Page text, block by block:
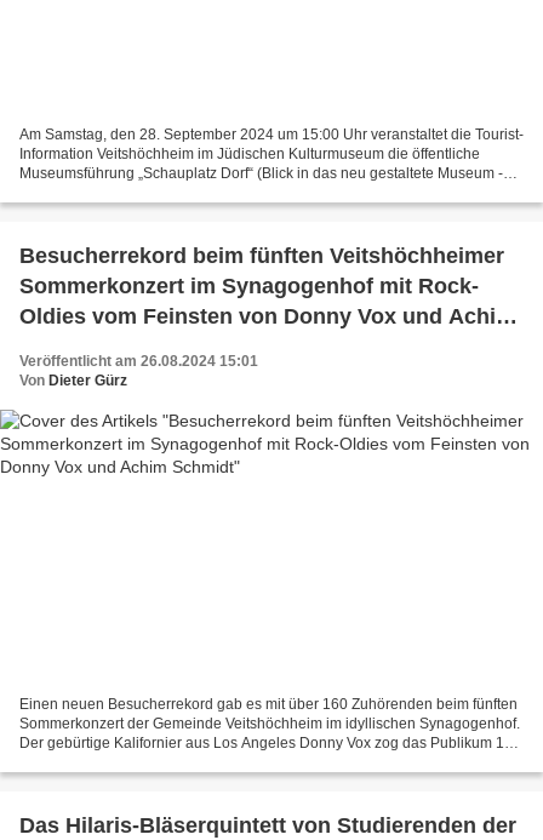
Am Samstag, den 28. September 2024 um 15:00 Uhr veranstaltet die Tourist-
Information Veitshöchheim im Jüdischen Kulturmuseum die öffentliche
Museumsführung „Schauplatz Dorf“ (Blick in das neu gestaltete Museum -
Besucherrekord beim fünften Veitshöchheimer
Sommerkonzert im Synagogenhof mit Rock-
Oldies vom Feinsten von Donny Vox und Achim
Veröffentlicht am 26.08.2024 15:01
Von Dieter Gürz
Einen neuen Besucherrekord gab es mit über 160 Zuhörenden beim fünften
Sommerkonzert der Gemeinde Veitshöchheim im idyllischen Synagogenhof.
Der gebürtige Kalifornier aus Los Angeles Donny Vox zog das Publikum 110
Das Hilaris-Bläserquintett von Studierenden der